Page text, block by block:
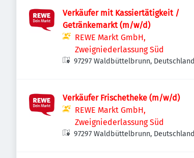
Verkäufer mit Kassiertätigkeit /
Getränkemarkt (m/w/d)
REWE Markt GmbH,
Zweigniederlassung Süd
97297 Waldbüttelbrunn, Deutschland
Verkäufer Frischetheke (m/w/d)
REWE Markt GmbH,
Zweigniederlassung Süd
97297 Waldbüttelbrunn, Deutschland